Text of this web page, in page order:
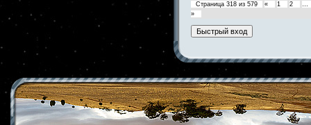
Страница 318 из 579 « 1 2
…
»